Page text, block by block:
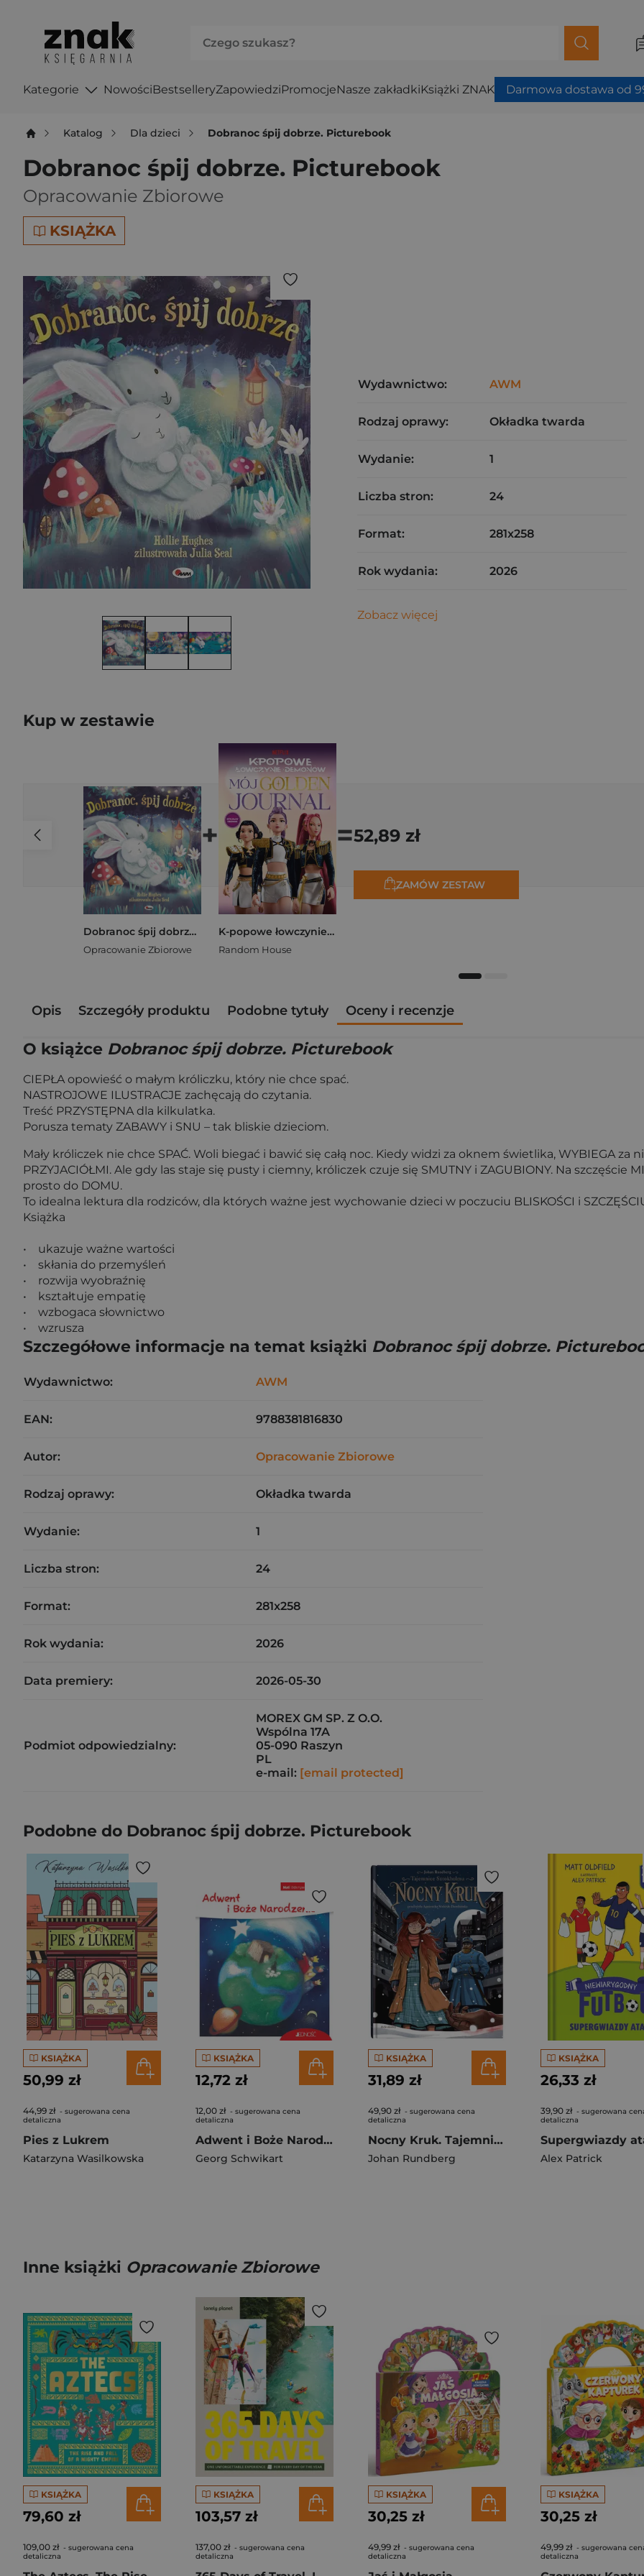
Kategorie NowościBestselleryZapowiedziPromocjeNasze zakładkiKsiążki ZNAK Darmowa dostawa od
Katalog Dla dzieci Dobranoc śpij dobrze. Picturebook
Dobranoc śpij dobrze. Picturebook
Opracowanie Zbiorowe
KSIĄŻKA
Wydawnictwo: AWM
Rodzaj oprawy: Okładka twarda
Wydanie: 1
Liczba stron: 24
Format: 281x258
Rok wydania: 2026
Zobacz więcej
Kup w zestawie
Dobranoc śpij dobrze. Picturebook
Opracowanie Zbiorowe
+
K-popowe łowczynie demonów. Mój golden journal. Oficjalny dziennik
Random House
=52,89 zł
ZAMÓW ZESTAW
Opis Szczegóły produktu Podobne tytuły Oceny i recenzje
O książce Dobranoc śpij dobrze. Picturebook
CIEPŁA opowieść o małym króliczku, który nie chce spać.
NASTROJOWE ILUSTRACJE zachęcają do czytania.
Treść PRZYSTĘPNA dla kilkulatka.
Porusza tematy ZABAWY i SNU – tak bliskie dzieciom.
Mały króliczek nie chce SPAĆ. Woli biegać i bawić się całą noc. Kiedy widzi za oknem świetlika, WYBIEGA
PRZYJACIÓŁMI. Ale gdy las staje się pusty i ciemny, króliczek czuje się SMUTNY i ZAGUBIONY. Na szczęście
prosto do DOMU.
To idealna lektura dla rodziców, dla których ważne jest wychowanie dzieci w poczuciu BLISKOŚCI i
Książka
• ukazuje ważne wartości
• skłania do przemyśleń
• rozwija wyobraźnię
• kształtuje empatię
• wzbogaca słownictwo
• wzrusza
Szczegółowe informacje na temat książki Dobranoc śpij dobrze.
Wydawnictwo: AWM
EAN: 9788381816830
Autor: Opracowanie Zbiorowe
Rodzaj oprawy: Okładka twarda
Wydanie: 1
Liczba stron: 24
Format: 281x258
Rok wydania: 2026
Data premiery: 2026-05-30
Podmiot odpowiedzialny:
MOREX GM SP. Z O.O.
Wspólna 17A
05-090 Raszyn
PL
e-mail: [email protected]
Podobne do Dobranoc śpij dobrze. Picturebook
KSIĄŻKA
50,99 zł
44,99 zł - sugerowana cena
detaliczna
Pies z Lukrem
Katarzyna Wasilkowska
KSIĄŻKA
12,72 zł
12,00 zł - sugerowana cena
detaliczna
Adwent i Boże Narodzenie
Georg Schwikart
KSIĄŻKA
31,89 zł
49,90 zł - sugerowana cena
detaliczna
Nocny Kruk. Tajemnice Sztokholmu
Johan Rundberg
KSIĄŻKA
26,33 zł
39,90 zł - sugerowana
detaliczna
Alex Patrick
Inne książki Opracowanie Zbiorowe
KSIĄŻKA
79,60 zł
109,00 zł - sugerowana cena
detaliczna
KSIĄŻKA
103,57 zł
137,00 zł - sugerowana cena
detaliczna
KSIĄŻKA
30,25 zł
49,99 zł - sugerowana cena
detaliczna
KSIĄŻKA
30,25 zł
49,99 zł - sugerowana
detaliczna